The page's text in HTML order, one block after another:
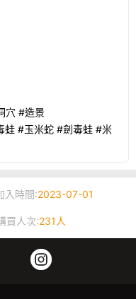
穴 #造景
蛙 #玉米蛇 #劍毒蛙 #米
入時間:2023-07-01
買人次:231人